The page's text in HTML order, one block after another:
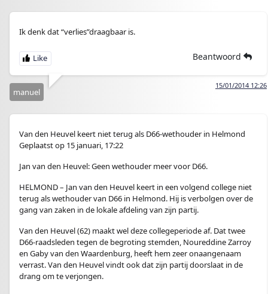
Ik denk dat “verlies”draagbaar is.
Beantwoord
15/01/2014 12:26
manuel
Van den Heuvel keert niet terug als D66-wethouder in Helmond
Geplaatst op 15 januari, 17:22
Jan van den Heuvel: Geen wethouder meer voor D66.
HELMOND – Jan van den Heuvel keert in een volgend college niet
terug als wethouder van D66 in Helmond. Hij is verbolgen over de
gang van zaken in de lokale afdeling van zijn partij.
Van den Heuvel (62) maakt wel deze collegeperiode af. Dat twee
D66-raadsleden tegen de begroting stemden, Noureddine Zarroy
en Gaby van den Waardenburg, heeft hem zeer onaangenaam
verrast. Van den Heuvel vindt ook dat zijn partij doorslaat in de
drang om te verjongen.